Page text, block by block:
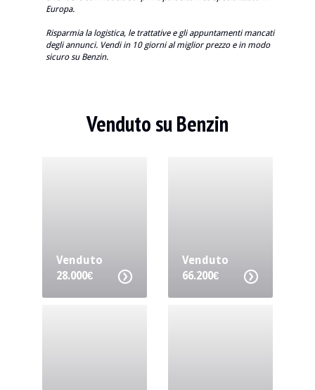
Europa.
Risparmia la logistica, le trattative e gli appuntamenti mancati
degli annunci. Vendi in 10 giorni al miglior prezzo e in modo
sicuro su Benzin.
Venduto su Benzin
Venduto
28.000€
Venduto
66.200€